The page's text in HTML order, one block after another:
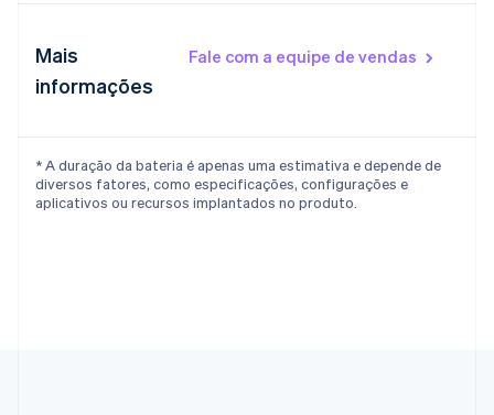
Mais
informações
Fale com a equipe de vendas​
* A duração da bateria é apenas uma estimativa e depende de
diversos fatores, como especificações, configurações e
aplicativos ou recursos implantados no produto.
English
Emirados Árabes Unidos
Eslováquia
English
Eslovênia
EnglishItaliano